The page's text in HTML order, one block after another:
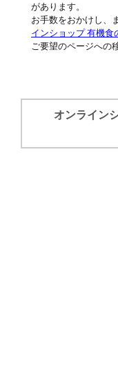
があります。
お手数をおかけし、
インショップ 有機食
ご要望のページへの
オンライン